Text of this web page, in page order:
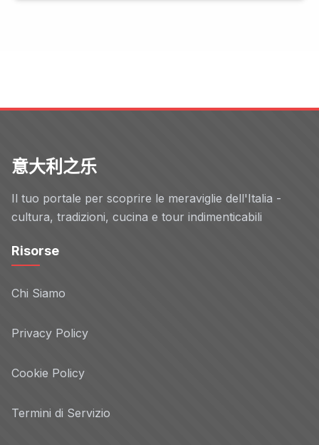
意大利之乐
Il tuo portale per scoprire le meraviglie dell'Italia -
cultura, tradizioni, cucina e tour indimenticabili
Risorse
Chi Siamo
Privacy Policy
Cookie Policy
Termini di Servizio